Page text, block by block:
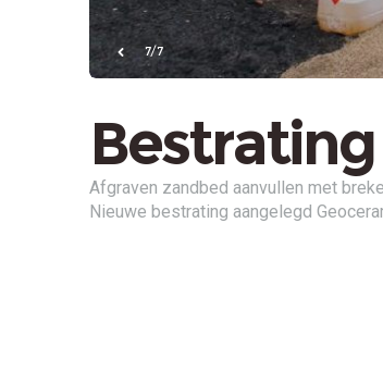
7/7
Afgraven zandbed aanvullen met
Nieuwe bestrating aangelegd